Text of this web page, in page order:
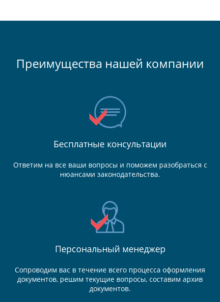
Преимущества нашей компании
Бесплатные консультации
Ответим на все ваши вопросы и поможем разобраться с
нюансами законодательства.
Персональный менеджер
Сопроводим вас в течение всего процесса оформления
документов, решим текущие вопросы, составим архив
документов.